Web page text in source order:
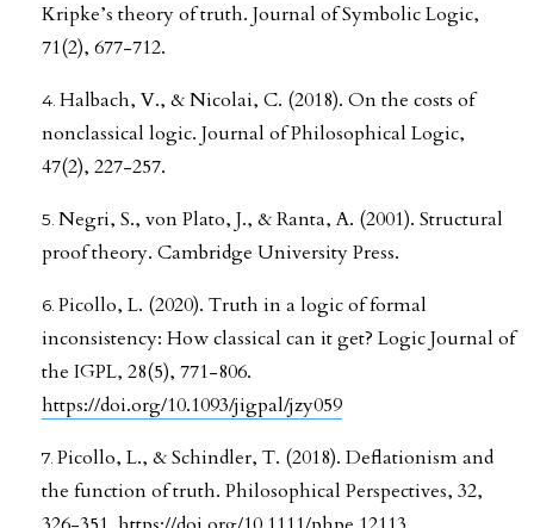
Kripke’s theory of truth. Journal of Symbolic Logic,
71(2), 677-712.
Halbach, V., & Nicolai, C. (2018). On the costs of
nonclassical logic. Journal of Philosophical Logic,
47(2), 227-257.
Negri, S., von Plato, J., & Ranta, A. (2001). Structural
proof theory. Cambridge University Press.
Picollo, L. (2020). Truth in a logic of formal
inconsistency: How classical can it get? Logic Journal of
the IGPL, 28(5), 771-806.
https://doi.org/10.1093/jigpal/jzy059
Picollo, L., & Schindler, T. (2018). Deflationism and
the function of truth. Philosophical Perspectives, 32,